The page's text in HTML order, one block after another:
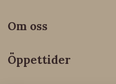
Om oss
Öppettider